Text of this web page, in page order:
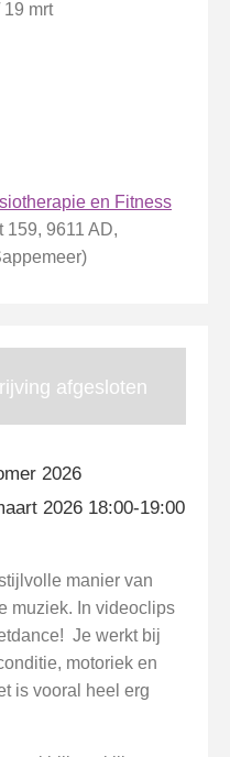
19 mrt
en Fitness
159, 9611 AD,
afgesloten
2026
2026 18:00-19:00
manier van
muziek. In videoclips
Je werkt bij
motoriek en
is vooral heel erg